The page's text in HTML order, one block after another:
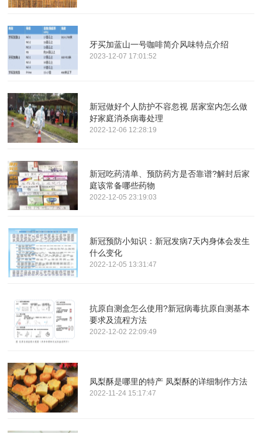
牙买加蓝山一号咖啡简介风味特点介绍
2023-12-07 17:01:52
新冠做好个人防护不容忽视 居家室内怎么做
好家庭消杀病毒处理
2022-12-06 12:28:19
新冠吃药清单、预防药方是否靠谱?解封后家
庭该常备哪些药物
2022-12-05 23:19:03
新冠预防小知识：新冠发病7天内身体会发生
什么变化
2022-12-05 13:31:47
抗原自测盒怎么使用?新冠病毒抗原自测基本
要求及流程方法
2022-12-02 22:09:49
凤梨酥是哪里的特产 凤梨酥的详细制作方法
2022-11-24 15:17:47